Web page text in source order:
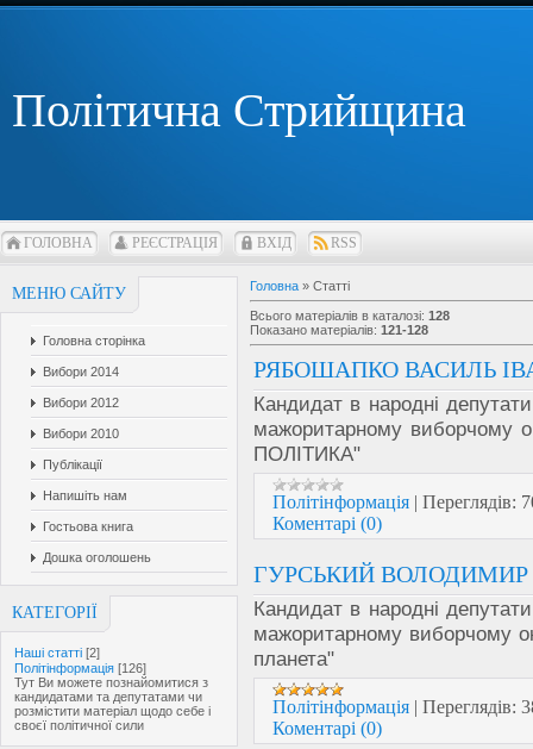
Політична Стрийщина
ГОЛОВНА РЕЄСТРАЦІЯ ВХІД RSS
МЕНЮ САЙТУ
Головна сторінка
Вибори 2014
Вибори 2012
Вибори 2010
Публікації
Напишіть нам
Гостьова книга
Дошка оголошень
КАТЕГОРІЇ
Наші статті [2]
Політінформація [126]
Тут Ви можете познайомитися з
кандидатами та депутатами чи
розмістити матеріал щодо себе і
своєї політичної сили
Головна » Статті
Всього матеріалів в каталозі: 128
Показано матеріалів: 121-128
РЯБОШАПКО ВАСИЛЬ
Кандидат в народні
мажоритарному виборчому
ПОЛІТИКА"
Політінформація | Переглядів:
Коментарі (0)
ГУРСЬКИЙ ВОЛОДИМИР
Кандидат в народні
мажоритарному виборчому
планета"
Політінформація | Переглядів:
Коментарі (0)